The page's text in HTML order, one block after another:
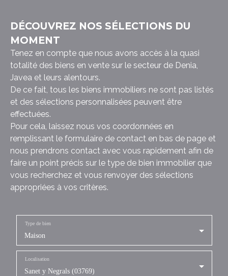
DÉCOUVREZ NOS SÉLECTIONS DU
MOMENT
Tenez en compte que nous avons accès à la quasi
totalité des biens en vente sur le secteur de Denia,
Javea et leurs alentours.
De ce fait, tous les biens immobiliers ne sont pas listés
et des sélections personnalisées peuvent être
effectuées.
Pour cela, laissez nous vos coordonnées en
remplissant le formulaire de contact en bas de page et
nous prendrons contact avec vous rapidement afin de
faire un point précis sur le type de bien immobilier que
vous recherchez et vous renvoyer des sélections
appropriées à vos critères.
Maison
Type de bien
Sanet y Negrals (03769)
Localisation